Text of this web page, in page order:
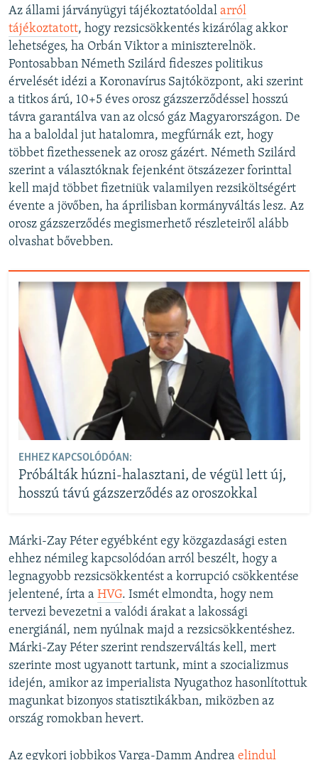
Az állami járványügyi tájékoztatóoldal arról
tájékoztatott, hogy rezsicsökkentés kizárólag akkor
lehetséges, ha Orbán Viktor a miniszterelnök.
Pontosabban Németh Szilárd fideszes politikus
érvelését idézi a Koronavírus Sajtóközpont, aki szerint
a titkos árú, 10+5 éves orosz gázszerződéssel hosszú
távra garantálva van az olcsó gáz Magyarországon. De
ha a baloldal jut hatalomra, megfúrnák ezt, hogy
többet fizethessenek az orosz gázért. Németh Szilárd
szerint a választóknak fejenként ötszázezer forinttal
kell majd többet fizetniük valamilyen rezsiköltségért
évente a jövőben, ha áprilisban kormányváltás lesz. Az
orosz gázszerződés megismerhető részleteiről alább
olvashat bővebben.
EHHEZ KAPCSOLÓDÓAN:
Próbálták húzni-halasztani, de végül lett új,
hosszú távú gázszerződés az oroszokkal
Márki-Zay Péter egyébként egy közgazdasági esten
ehhez némileg kapcsolódóan arról beszélt, hogy a
legnagyobb rezsicsökkentést a korrupció csökkentése
jelentené, írta a HVG. Ismét elmondta, hogy nem
tervezi bevezetni a valódi árakat a lakossági
energiánál, nem nyúlnak majd a rezsicsökkentéshez.
Márki-Zay Péter szerint rendszerváltás kell, mert
szerinte most ugyanott tartunk, mint a szocializmus
idején, amikor az imperialista Nyugathoz hasonlítottuk
magunkat bizonyos statisztikákban, miközben az
ország romokban hevert.
Az egykori jobbikos Varga-Damm Andrea elindul